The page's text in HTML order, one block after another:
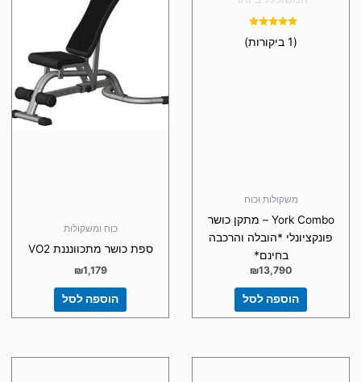
5.00
(1 ביקורות)
משקולות וכוח
York Combo – מתקן כושר
פונקציונלי *הובלה והרכבה
בחינם*
₪13,790
הוספה לסל
כוח ומשקולות
ספת כושר מתכוונננת VO2
₪1,179
הוספה לסל